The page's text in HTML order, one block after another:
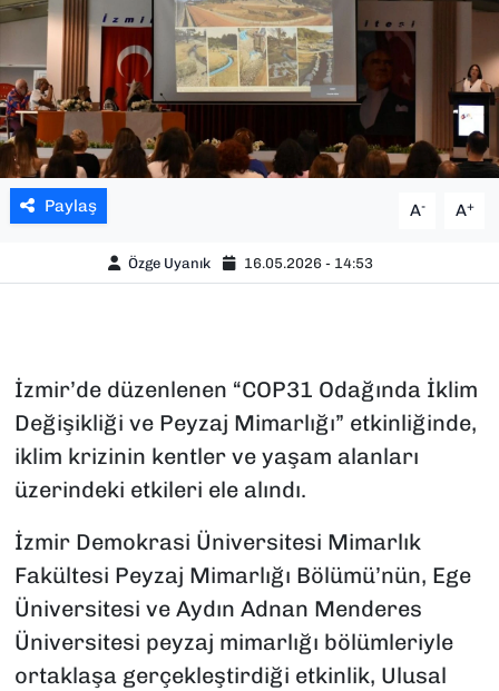
Paylaş A- A+
Özge Uyanık 16.05.2026 - 14:53
İzmir’de düzenlenen “COP31 Odağında İklim
Değişikliği ve Peyzaj Mimarlığı” etkinliğinde,
iklim krizinin kentler ve yaşam alanları
üzerindeki etkileri ele alındı.
İzmir Demokrasi Üniversitesi Mimarlık
Fakültesi Peyzaj Mimarlığı Bölümü’nün, Ege
Üniversitesi ve Aydın Adnan Menderes
Üniversitesi peyzaj mimarlığı bölümleriyle
ortaklaşa gerçekleştirdiği etkinlik, Ulusal
YEREL YÖNETİMLER